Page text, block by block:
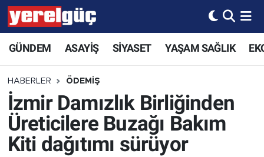
GÜNDEM ASAYİŞ SİYASET YAŞAM SAĞLIK
HABERLER ÖDEMİŞ
İzmir Damızlık Birliğinden
Üreticilere Buzağı Bakım
Kiti dağıtımı sürüyor